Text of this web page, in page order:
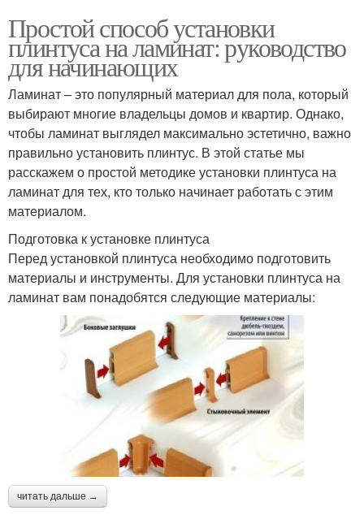
Простой способ установки
плинтуса на ламинат: руководство
для начинающих
Ламинат – это популярный материал для пола, который
выбирают многие владельцы домов и квартир. Однако,
чтобы ламинат выглядел максимально эстетично, важно
правильно установить плинтус. В этой статье мы
расскажем о простой методике установки плинтуса на
ламинат для тех, кто только начинает работать с этим
материалом.
Подготовка к установке плинтуса
Перед установкой плинтуса необходимо подготовить
материалы и инструменты. Для установки плинтуса на
ламинат вам понадобятся следующие материалы:
читать дальше →